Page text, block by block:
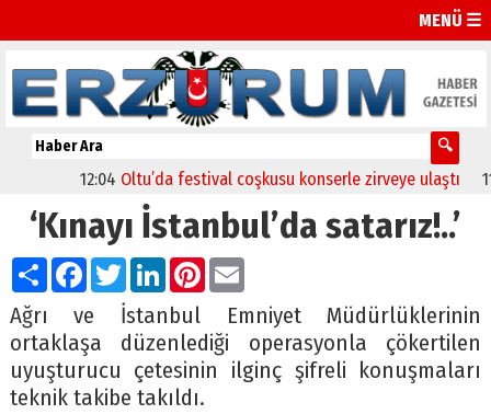
MENÜ ☰
Oltu’da festival coşkusu konserle zirveye ulaştı 11:46
‘Kınayı İstanbul’da satarız!..’
PaylaşFacebook
TwitterLinkedIn
Pinterest
Email
Ağrı ve İstanbul Emniyet Müdürlüklerinin
ortaklaşa düzenlediği operasyonla çökertilen
uyuşturucu çetesinin ilginç şifreli konuşmaları
teknik takibe takıldı.